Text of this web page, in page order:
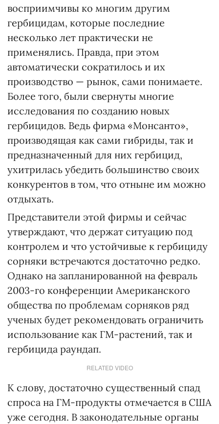
восприимчивы ко многим другим
гербицидам, которые последние
несколько лет практически не
применялись. Правда, при этом
автоматически сократилось и их
производство — рынок, сами понимаете.
Более того, были свернуты многие
исследования по созданию новых
гербицидов. Ведь фирма «Монсанто»,
производящая как сами гибриды, так и
предназначенный для них гербицид,
ухитрилась убедить большинство своих
конкурентов в том, что отныне им можно
отдыхать.
Представители этой фирмы и сейчас
утверждают, что держат ситуацию под
контролем и что устойчивые к гербициду
сорняки встречаются достаточно редко.
Однако на запланированной на февраль
2003-го конференции Американского
общества по проблемам сорняков ряд
ученых будет рекомендовать ограничить
использование как ГМ-растений, так и
гербицида раундап.
RELATED VIDEO
К слову, достаточно существенный спад
спроса на ГМ-продукты отмечается в США
уже сегодня. В законодательные органы